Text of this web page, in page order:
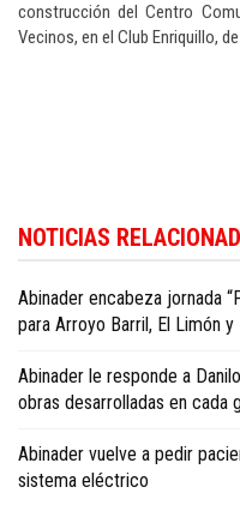
construcción del Centro
Vecinos, en el Club Enriquillo,
Republic news in English.
NOTICIAS
Abinader encabeza jornada
para Arroyo Barril, El Limón y
Abinader le responde a
obras desarrolladas en cada
Abinader vuelve a pedir
sistema eléctrico